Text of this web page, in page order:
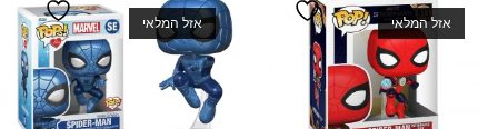
אזל המלאי אזל המלאי